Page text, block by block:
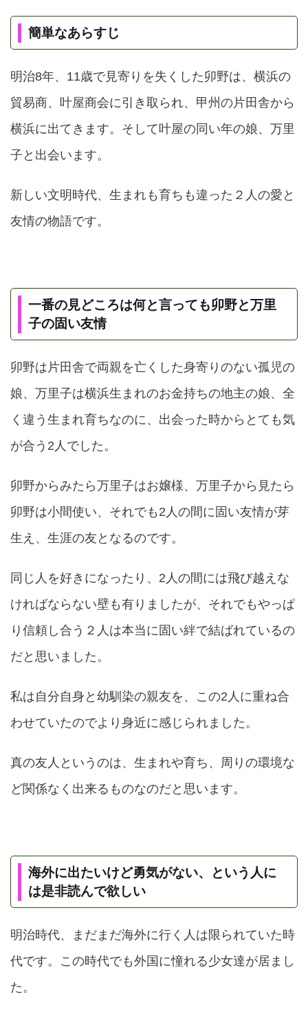
簡単なあらすじ
明治8年、11歳で見寄りを失くした卯野は、横浜の
貿易商、叶屋商会に引き取られ、甲州の片田舎から
横浜に出てきます。そして叶屋の同い年の娘、万里
子と出会います。
新しい文明時代、生まれも育ちも違った２人の愛と
友情の物語です。
一番の見どころは何と言っても卯野と万里
子の固い友情
卯野は片田舎で両親を亡くした身寄りのない孤児の
娘、万里子は横浜生まれのお金持ちの地主の娘、全
く違う生まれ育ちなのに、出会った時からとても気
が合う2人でした。
卯野からみたら万里子はお嬢様、万里子から見たら
卯野は小間使い、それでも2人の間に固い友情が芽
生え、生涯の友となるのです。
同じ人を好きになったり、2人の間には飛び越えな
ければならない壁も有りましたが、それでもやっぱ
り信頼し合う２人は本当に固い絆で結ばれているの
だと思いました。
私は自分自身と幼馴染の親友を、この2人に重ね合
わせていたのでより身近に感じられました。
真の友人というのは、生まれや育ち、周りの環境な
ど関係なく出来るものなのだと思います。
海外に出たいけど勇気がない、という人に
は是非読んで欲しい
明治時代、まだまだ海外に行く人は限られていた時
代です。この時代でも外国に憧れる少女達が居まし
た。